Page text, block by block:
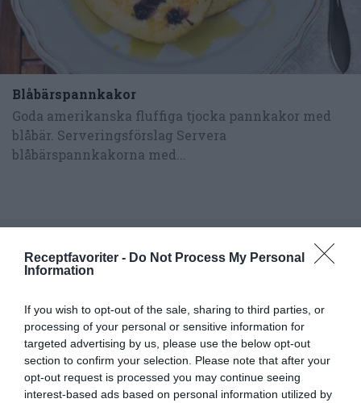
Receptfavoriter - Do Not Process My Personal
Information
If you wish to opt-out of the sale, sharing to third parties, or
processing of your personal or sensitive information for
targeted advertising by us, please use the below opt-out
section to confirm your selection. Please note that after your
opt-out request is processed you may continue seeing
interest-based ads based on personal information utilized by
Blåbärspannkakor
Goda amerikanska fluffiga tjocka pannkakor med
blåbär. Serveringsförslag Servera
blåbärspannkakorna med...
RECEPT